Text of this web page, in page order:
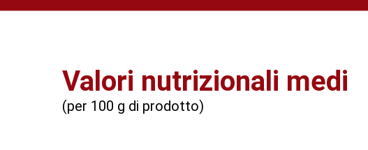
Valori nutrizionali medi
(per 100 g di prodotto)